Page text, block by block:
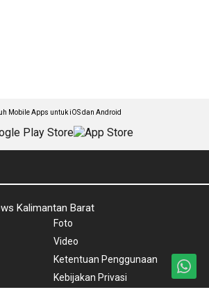
Mobile Apps untuk iOS dan Android
Kalimantan Barat
Foto
Video
Ketentuan Penggunaan
Kebijakan Privasi